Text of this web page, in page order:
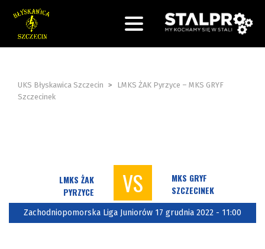
UKS Błyskawica Szczecin >
LMKS ŻAK Pyrzyce – MKS GRYF
Szczecinek
LMKS ŻAK
PYRZYCE
VS
MKS GRYF
SZCZECINEK
Zachodniopomorska Liga Juniorów 17 grudnia 2022 - 11:00